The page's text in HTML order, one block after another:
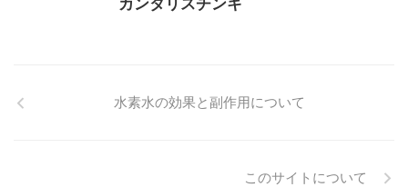
カンタリスチンキ
水素水の効果と副作用について
このサイトについて